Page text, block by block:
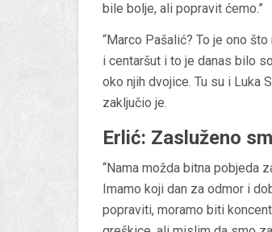
bile bolje, ali popravit ćemo.”
“Marco Pašalić? To je ono
i centaršut i to je danas bilo
oko njih dvojice. Tu su i Luka
zaključio je.
Erlić: Zasluženo
“Nama možda bitna pobjeda
Imamo koji dan za odmor i
popraviti, moramo biti